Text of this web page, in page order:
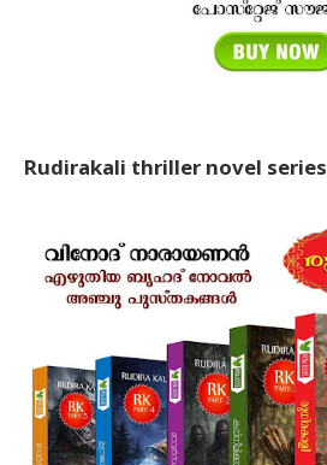
Rudirakali thriller novel series